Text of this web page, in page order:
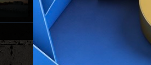
Pripreme lokacija,
pressica u Vukovaru,
zagrijavanje
VIDI SVE GALERIJE